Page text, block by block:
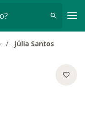
de cidade
Júlia Santos